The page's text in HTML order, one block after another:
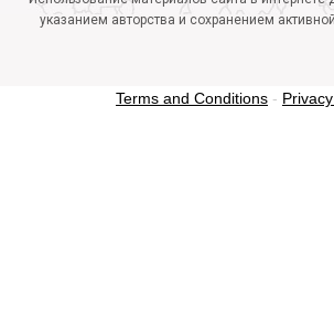
указанием авторства и сохранением
Terms and Conditions -